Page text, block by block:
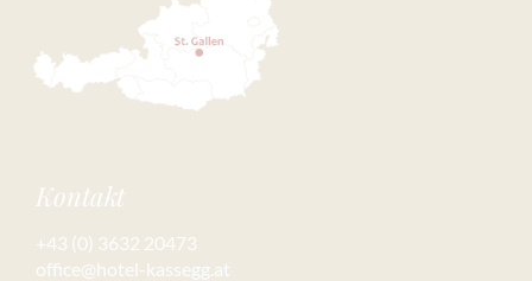
Kontakt
+43 (0) 3632 20473
office@hotel-kassegg.at